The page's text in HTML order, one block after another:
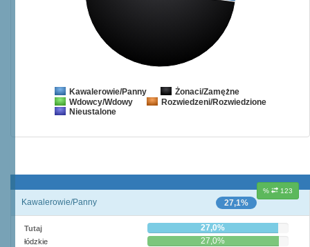
Kawalerowie/Panny Żonaci/Zamężne
Wdowcy/Wdowy
Rozwiedzeni/Rozwiedzione
Nieustalone
% 123
27,1%
Kawalerowie/Panny
Tutaj 27,0%
łódzkie 27,0%